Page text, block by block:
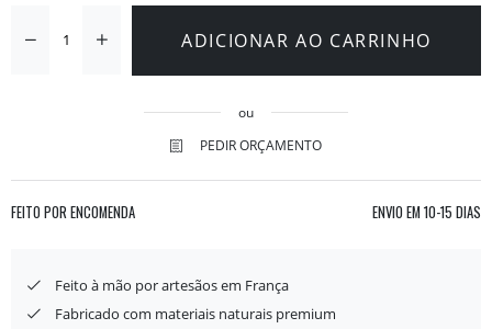
ADICIONAR AO CARRINHO
ou
PEDIR ORÇAMENTO
FEITO POR ENCOMENDA ENVIO EM 10-15 DIAS
Feito à mão por artesãos em França
Fabricado com materiais naturais premium